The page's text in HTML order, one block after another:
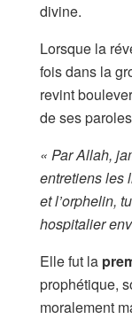
divine.
Lorsque la
fois dans la
revint
de ses
« Par Allah,
entretiens les
et l’orphelin,
hospitalier
Elle fut la
prophétique,
moralement